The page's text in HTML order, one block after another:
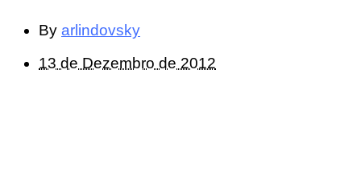
By arlindovsky
13 de Dezembro de 2012